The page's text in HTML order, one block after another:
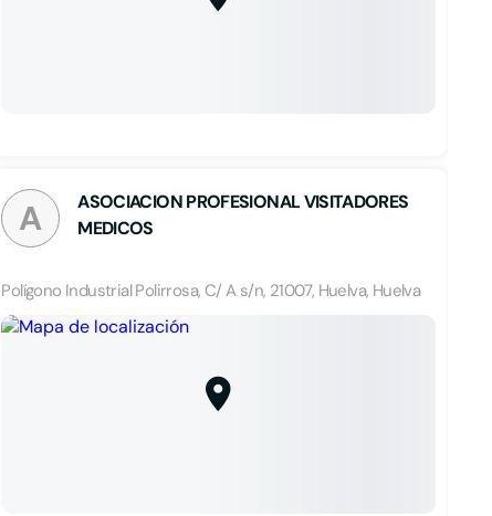
A
ASOCIACION PROFESIONAL VISITADORES
MEDICOS
Polígono Industrial Polirrosa, C/ A s/n, 21007, Huelva, Huelva